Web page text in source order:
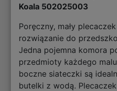
Koala 502025003
Poręczny, mały
rozwiązanie do
Jedna pojemna komora
przedmioty każdego
boczne siateczki są
butelki z wodą.